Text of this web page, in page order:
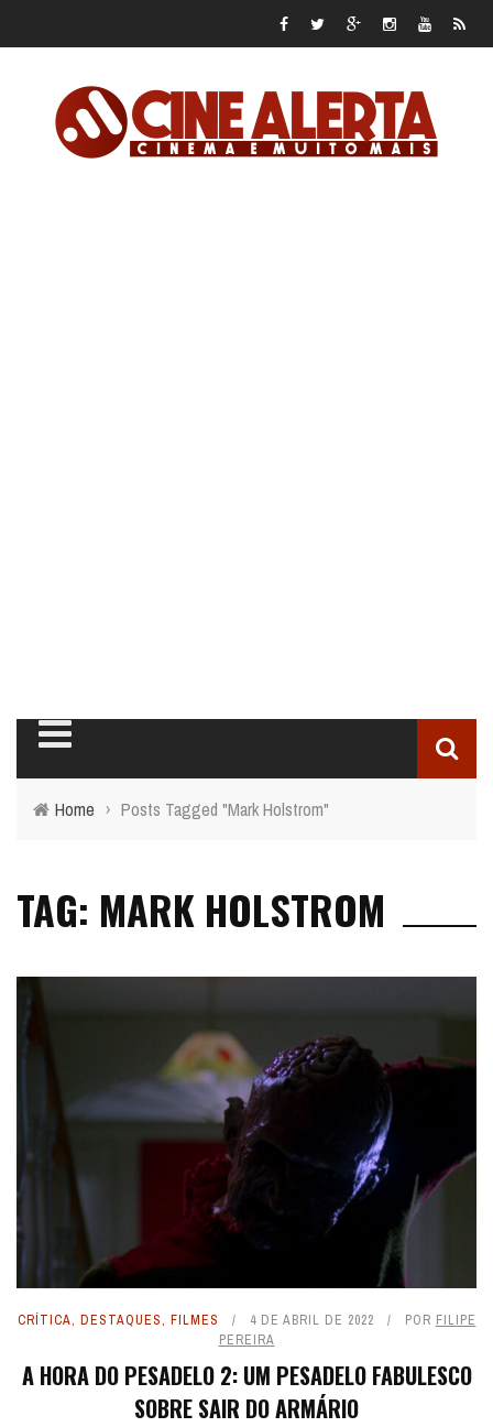
Home › Posts Tagged "Mark Holstrom"
TAG: MARK HOLSTROM
CRÍTICA, DESTAQUES, FILMES 4 DE ABRIL DE 2022 POR FILIPE
PEREIRA
A HORA DO PESADELO 2: UM PESADELO FABULESCO
SOBRE SAIR DO ARMÁRIO